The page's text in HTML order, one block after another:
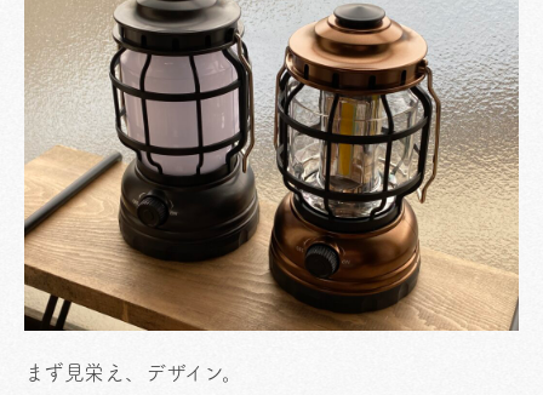
まず見栄え、デザイン。